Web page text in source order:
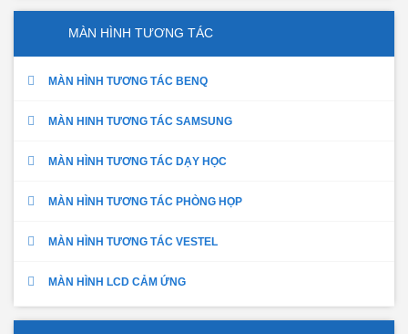
MÀN HÌNH TƯƠNG TÁC
MÀN HÌNH TƯƠNG TÁC BENQ
MÀN HINH TƯƠNG TÁC SAMSUNG
MÀN HÌNH TƯƠNG TÁC DẠY HỌC
MÀN HÌNH TƯƠNG TÁC PHÒNG HỌP
MÀN HÌNH TƯƠNG TÁC VESTEL
MÀN HÌNH LCD CẢM ỨNG